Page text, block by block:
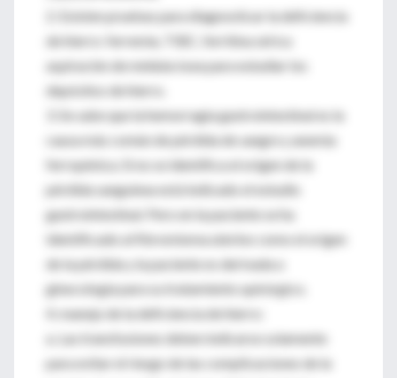
2. Existen pruebas para diagnosticar la deficiencia
de hierro: ferremia, TIBC, ferritina sérica
aspiración de médula ósea para estudiar los
depósitos de hierro.
3. Se sabe que la hemorragia gastrointestinal es la
causa más común de pérdida de sangre y anemia
ferropénica. Si no se identifica el origen de la
pérdida sanguínea está indicado el estudio
gastrointestinal. Pero en la paciente se ha
identificado al fibromioma uterino como el origen
de la pérdida y la paciente es derivada a
ginecología para su tratamiento quirúrgico.
4. manejo de la deficiencia de hierro:
a. Las transfusiones deben indicarse solamente
para evitar el riesgo de las complicaciones de la